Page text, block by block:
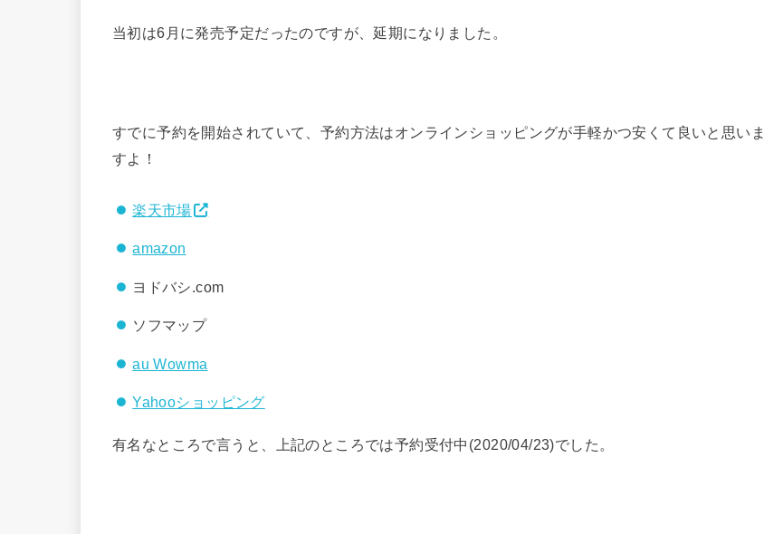
当初は6月に発売予定だったのですが、延期になりました。
すでに予約を開始されていて、予約方法はオンラインショッピングが手軽かつ安くて良いと思いま
すよ！
楽天市場
amazon
ヨドバシ.com
ソフマップ
au Wowma
Yahooショッピング
有名なところで言うと、上記のところでは予約受付中(2020/04/23)でした。